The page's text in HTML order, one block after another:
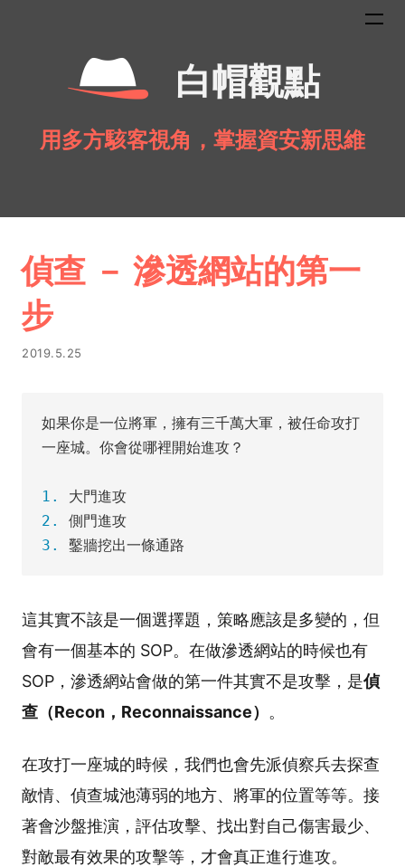
白帽觀點
用多方駭客視角，掌握資安新思維
偵查 － 滲透網站的第一
步
2019.5.25
如果你是一位將軍，擁有三千萬大軍，被任命攻打
一座城。你會從哪裡開始進攻？
1.
2.
3.
這其實不該是一個選擇題，策略應該是多變的，但
會有一個基本的 SOP。在做滲透網站的時候也有
SOP，滲透網站會做的第一件其實不是攻擊，是偵
查（Recon，Reconnaissance） 。
在攻打一座城的時候，我們也會先派偵察兵去探查
敵情、偵查城池薄弱的地方、將軍的位置等等。接
著會沙盤推演，評估攻擊、找出對自己傷害最少、
對敵最有效果的攻擊等，才會真正進行進攻。